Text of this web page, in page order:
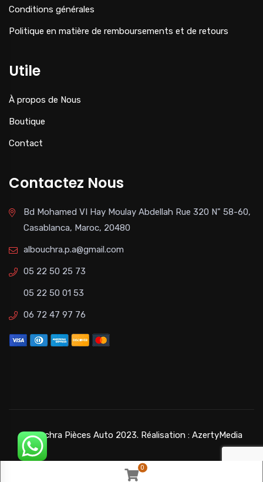
Conditions générales
Politique en matière de remboursements et de retours
Utile
À propos de Nous
Boutique
Contact
Contactez Nous
Bd Mohamed VI Hay Moulay Abdellah Rue 320 N" 58-60,
Casablanca, Maroc, 20480
albouchra.p.a@gmail.com
05 22 50 25 73
05 22 50 01 53
06 72 47 97 76
©Bouchra Pièces Auto 2023. Réalisation : AzertyMedia
0